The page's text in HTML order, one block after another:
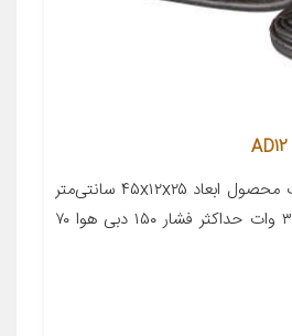
معرفی محصول جزئیات محصول ابعاد ۴۵x۱۲x۲۵ سانتی‌متر
وزن ۴۳۰۰ گرم توان ۳۰۰ وات حداکثر فشار ۱۵۰ دبی هوا ۷۰